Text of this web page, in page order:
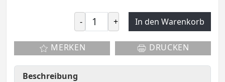
- + In den Warenkorb
MERKEN DRUCKEN
Beschreibung